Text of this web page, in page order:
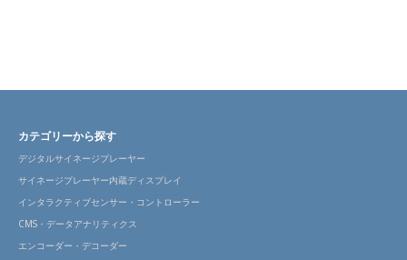
カテゴリーから探す
デジタルサイネージプレーヤー
サイネージプレーヤー内蔵ディスプレイ
インタラクティブセンサー・コントローラー
CMS・データアナリティクス
エンコーダー・デコーダー